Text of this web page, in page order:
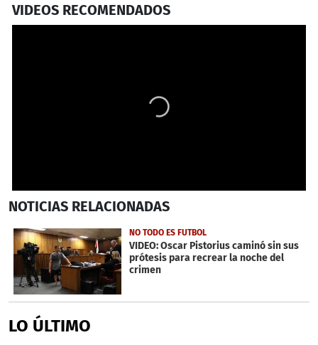
VIDEOS RECOMENDADOS
seconds
5
minutes,
35
seconds
NOTICIAS RELACIONADAS
NO TODO ES FUTBOL
VIDEO: Oscar Pistorius caminó sin sus
prótesis para recrear la noche del
crimen
LO ÚLTIMO